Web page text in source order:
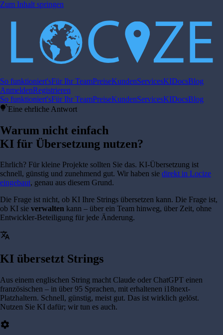
Zum Inhalt springen
So funktioniert'sFür Ihr TeamPreiseKundenServicesKIDocsBlog
AnmeldenRegistrieren
So funktioniert'sFür Ihr TeamPreiseKundenServicesKIDocsBlog
tips_and_updatesEine ehrliche Antwort
Warum nicht einfach
KI für Übersetzung nutzen?
Ehrlich? Für kleine Projekte sollten Sie das. KI-Übersetzung ist
schnell, günstig und zunehmend gut. Wir haben sie direkt in Locize
eingebaut, genau aus diesem Grund.
Die Frage ist nicht, ob KI Ihre Strings übersetzen kann. Die Frage ist,
ob KI sie verwalten kann – über ein Team hinweg, über Zeit, ohne
Entwickler-Beteiligung für jede Änderung.
translate
KI übersetzt Strings
Aus einem englischen String macht Claude oder ChatGPT einen
französischen – in über 95 Sprachen, mit erhaltenen i18next-
Platzhaltern. Schnell, günstig, meist gut. Das ist wirklich gelöst.
Nutzen Sie KI dafür; wir tun es auch.
settings